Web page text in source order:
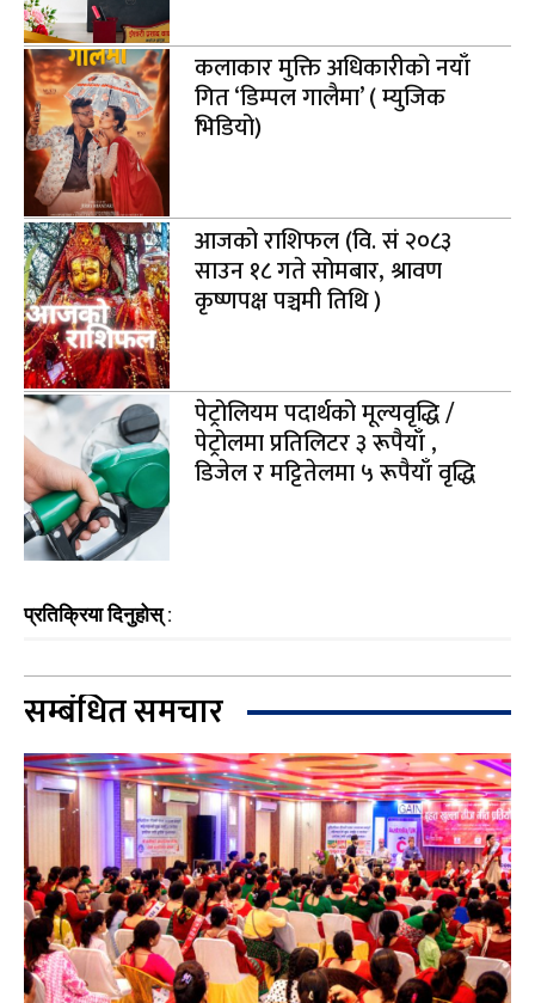
कलाकार मुक्ति अधिकारीको नयाँ
गित ‘डिम्पल गालैमा’ ( म्युजिक
भिडियो)
आजको राशिफल (वि. सं २०८३
साउन १८ गते सोमबार, श्रावण
कृष्णपक्ष पञ्चमी तिथि )
पेट्रोलियम पदार्थको मूल्यवृद्धि /
पेट्रोलमा प्रतिलिटर ३ रूपैयाँ ,
डिजेल र मट्टितेलमा ५ रूपैयाँ वृद्धि
प्रतिक्रिया दिनुहोस् :
सम्बंधित समचार